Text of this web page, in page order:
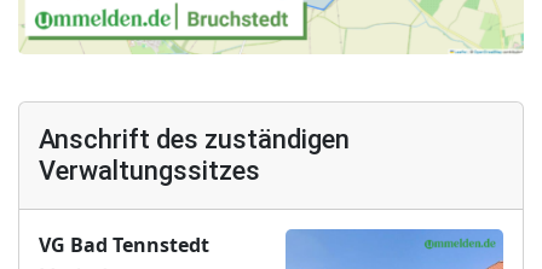
Anschrift des zuständigen
Verwaltungssitzes
VG Bad Tennstedt